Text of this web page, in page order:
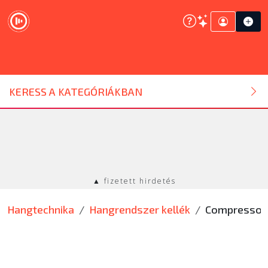
KERESS A KATEGÓRIÁKBAN
DJ ESZKÖZ
HANGTECHNIKA
EGYÉB
▲ fizetett hirdetés
Hangtechnika Hangrendszer kellék Compressor